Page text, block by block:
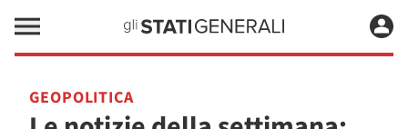
GEOPOLITICA